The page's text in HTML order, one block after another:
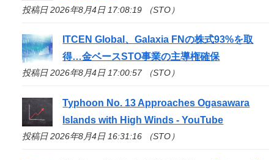
投稿日 2026年8月4日 17:08:19 （STO）
ITCEN Global、Galaxia FNの株式93%を取
得…金ベースSTO事業の主導権確保
投稿日 2026年8月4日 17:00:57 （STO）
Typhoon No. 13 Approaches Ogasawara
Islands with High Winds - YouTube
投稿日 2026年8月4日 16:31:16 （STO）